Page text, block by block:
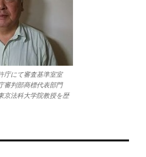
にて審査基準室室
審判部商標代表部門
京法科大学院教授を歴